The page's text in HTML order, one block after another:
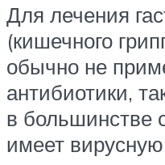
Для лечения
(кишечного
обычно не
антибиотики,
в большинстве
имеет